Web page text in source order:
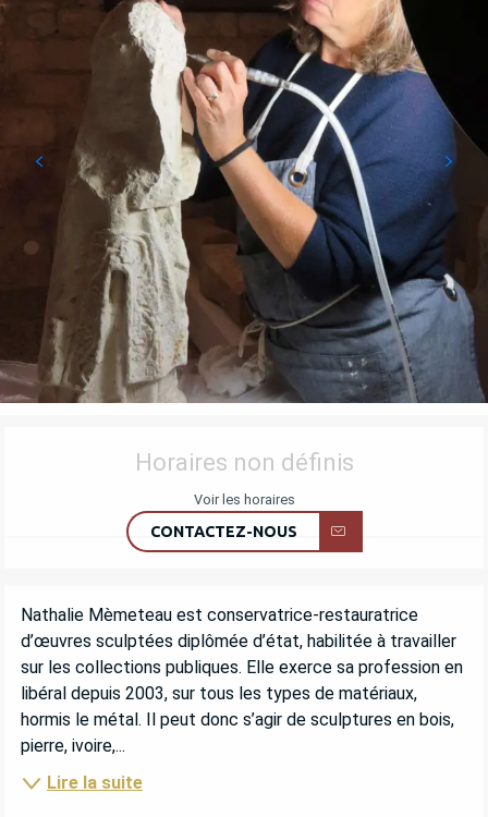
OUVERTURE ET COORDONNÉES
Horaires non définis
Voir les horaires
CONTACTEZ-NOUS
DESCRIPTION
Nathalie Mèmeteau est conservatrice-restauratrice
d’œuvres sculptées diplômée d’état, habilitée à travailler
sur les collections publiques. Elle exerce sa profession en
libéral depuis 2003, sur tous les types de matériaux,
hormis le métal. Il peut donc s’agir de sculptures en bois,
pierre, ivoire,...
Lire la suite